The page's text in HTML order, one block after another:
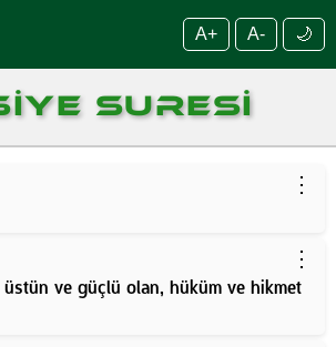
A+ A- 🌙
SURESI
⋮
⋮
üstün ve güçlü olan, hüküm ve hikmet